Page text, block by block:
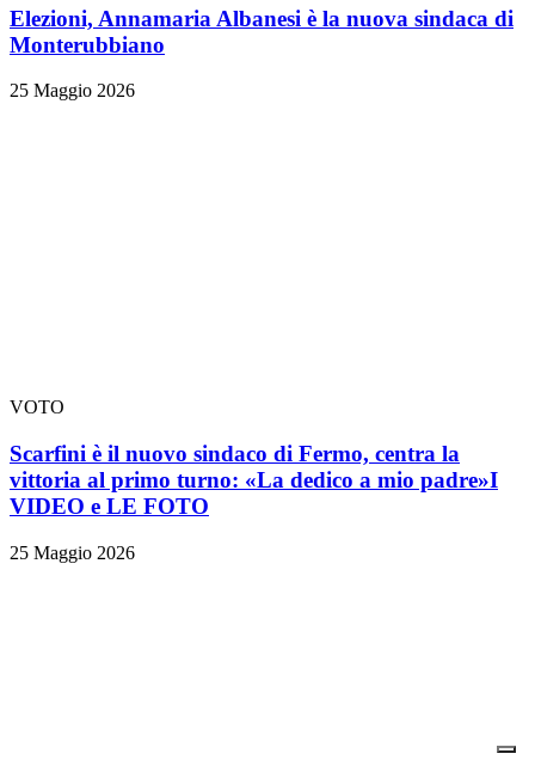
Elezioni, Annamaria Albanesi è la nuova sindaca di
Monterubbiano
25 Maggio 2026
VOTO
Scarfini è il nuovo sindaco di Fermo, centra la
vittoria al primo turno: «La dedico a mio padre»I
VIDEO e LE FOTO
25 Maggio 2026